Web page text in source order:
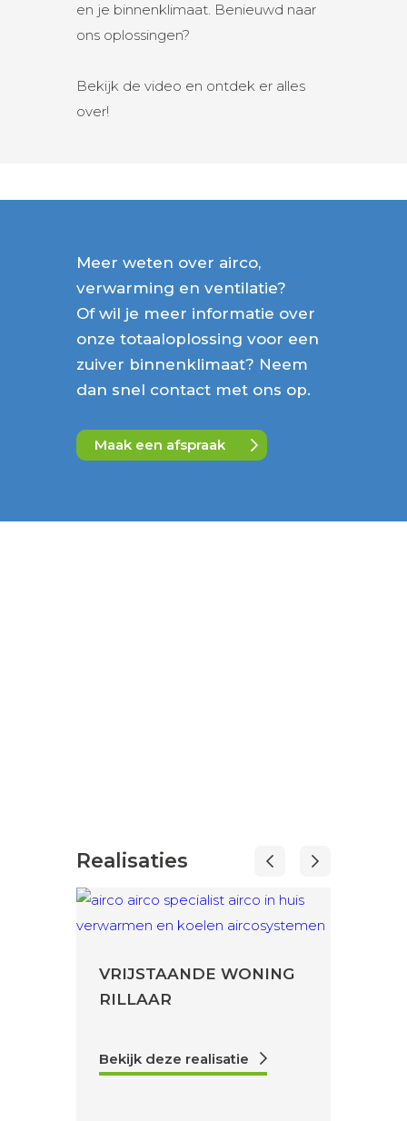
en je binnenklimaat. Benieuwd naar
ons oplossingen?
Bekijk de video en ontdek er alles
over!
Meer weten over airco,
verwarming en ventilatie?
Of wil je meer informatie over
onze totaaloplossing voor een
zuiver binnenklimaat? Neem
dan snel contact met ons op.
Maak een afspraak
Realisaties
VRIJSTAANDE WONING
RILLAAR
Bekijk deze realisatie